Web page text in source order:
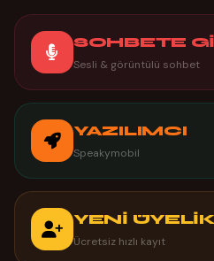
SOHBETE
Sesli & görüntülü sohbet
YAZILIMCI
Speakymobil
YENİ
Ücretsiz hızlı kayıt